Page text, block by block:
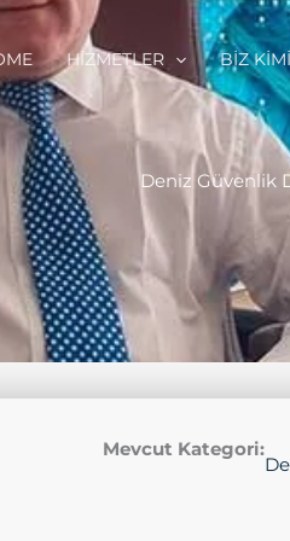
HIZMETLER BIZ
Deniz Güvenlik
Mevcut Kategori: